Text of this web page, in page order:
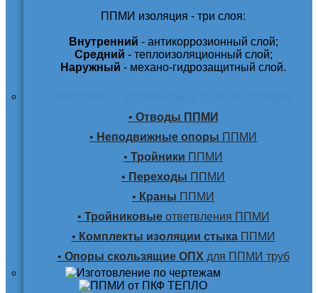
ППМИ изоляция - три слоя:
Внутренний - антикоррозионный слой;
Средний - теплоизоляционный слой;
Наружный - механо-гидрозащитный слой.
• Отводы ППМИ
• Неподвижные опоры ППМИ
• Тройники ППМИ
• Переходы ППМИ
• Краны ППМИ
• Тройниковыеответвления ППМИ
• Комплекты изоляции стыкаППМИ
• Опоры скользящие ОПХ для ППМИ труб